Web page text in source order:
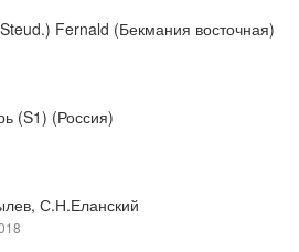
Fernald (Бекмания восточная)
(S1) (Россия)
С.Н.Еланский